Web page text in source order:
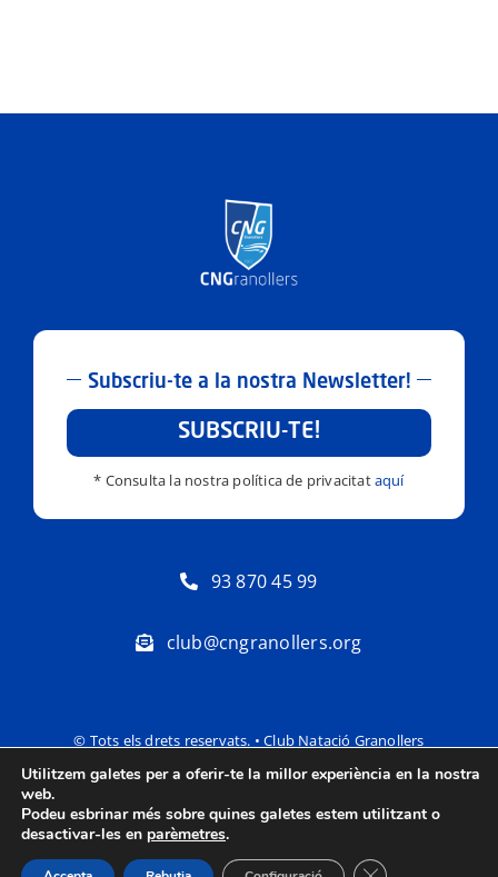
Subscriu-te a la nostra Newsletter!
SUBSCRIU-TE!
* Consulta la nostra política de privacitataquí
93 870 45 99
club@cngranollers.org
© Tots els drets reservats. • Club Natació Granollers
Política de privacitat Avís Legal
Utilitzem galetes per a oferir-te la millor experiència en la nostra
web.
Podeu esbrinar més sobre quines galetes estem utilitzant o
desactivar-les en parèmetres.
Tanca el bàner de